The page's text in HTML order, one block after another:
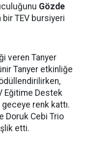
Gözde
bir TEV bursiyeri
veren Tanyer
Tanyer etkinliğe
Eğitime Destek
renk kattı.
Doruk Cebi Trio
etti.